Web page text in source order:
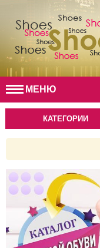
МЕНЮ
КАТЕГОРИИ